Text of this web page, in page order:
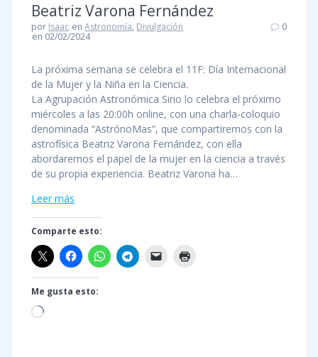
Beatriz Varona Fernández
por Isaac enAstronomía, Divulgación
en 02/02/2024
0
La próxima semana se celebra el 11F: Día Internacional
de la Mujer y la Niña en la Ciencia.
La Agrupación Astronómica Sirio lo celebra el próximo
miércoles a las 20:00h online, con una charla-coloquio
denominada “AstrónoMas”, que compartiremos con la
astrofísica Beatriz Varona Fernández, con ella
abordaremos el papel de la mujer en la ciencia a través
de su propia experiencia. Beatriz Varona ha…
Leer más
Comparte esto:
Me gusta esto:
Cargando...